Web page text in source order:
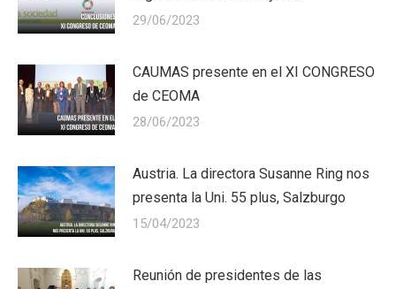
29/06/2023
CAUMAS presente en el XI CONGRESO
de CEOMA
28/06/2023
Austria. La directora Susanne Ring nos
presenta la Uni. 55 plus, Salzburgo
15/04/2023
Reunión de presidentes de las